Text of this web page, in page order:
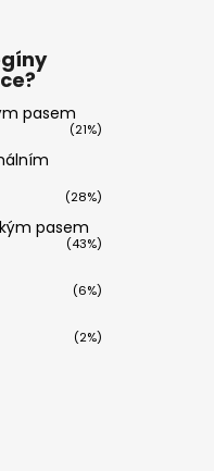
pasem
(21%)
(28%)
pasem
(43%)
(6%)
(2%)